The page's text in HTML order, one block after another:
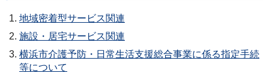
地域密着型サービス関連
施設・居宅サービス関連
横浜市介護予防・日常生活支援総合事業に係る指定手続
等について